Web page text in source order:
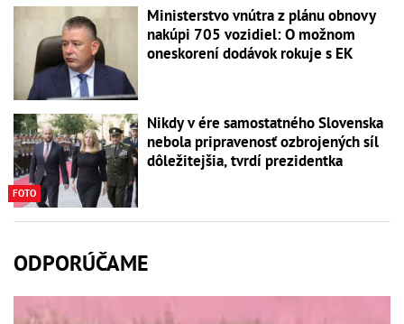
Ministerstvo vnútra z plánu obnovy
nakúpi 705 vozidiel: O možnom
oneskorení dodávok rokuje s EK
FOTO
Nikdy v ére samostatného Slovenska
nebola pripravenosť ozbrojených síl
dôležitejšia, tvrdí prezidentka
ODPORÚČAME